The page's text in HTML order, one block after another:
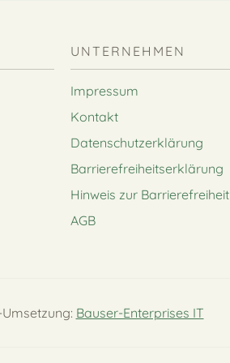
UNTERNEHMEN
Impressum
Kontakt
Datenschutzerklärung
Barrierefreiheitserklärung
Hinweis zur Barrierefreiheit
AGB
Bauser-Enterprises IT